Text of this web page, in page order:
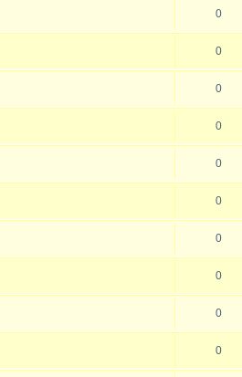
0
0
0
0
0
0
0
0
0
0